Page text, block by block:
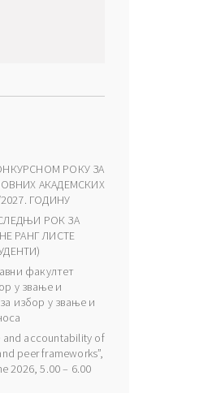
РОКУ ЗА
АКАДЕМСКИХ
ГОДИНУ
РОК ЗА
РАНГ ЛИСТЕ
факултет
у звање и
избор у звање и
and accountability of
peer frameworks”,
2026, 5.00 – 6.00